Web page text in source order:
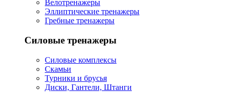
Велотренажеры
Эллиптические тренажеры
Гребные тренажеры
Силовые тренажеры
Силовые комплексы
Скамьи
Турники и брусья
Диски, Гантели, Штанги